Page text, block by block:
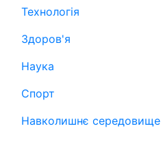
Технологія
Здоров'я
Наука
Спорт
Навколишнє середовище